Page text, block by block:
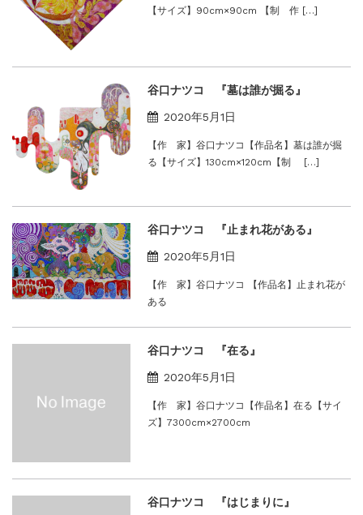
【サイズ】90cm×90cm 【制 作 […]
谷口ナツコ 『墓は誰が掘る』
2020年5月1日
【作 家】谷口ナツコ【作品名】墓は誰が掘
る【サイズ】130cm×120cm【制 […]
谷口ナツコ 『止まれ花がある』
2020年5月1日
【作 家】谷口ナツコ 【作品名】止まれ花が
ある
谷口ナツコ 『在る』
2020年5月1日
【作 家】谷口ナツコ【作品名】在る【サイ
ズ】7300cm×2700cm
谷口ナツコ 『はじまりに』